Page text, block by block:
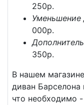
250p.
Уменьшение
000p.
350p.
В нашем
диван Барселона
что необходимо